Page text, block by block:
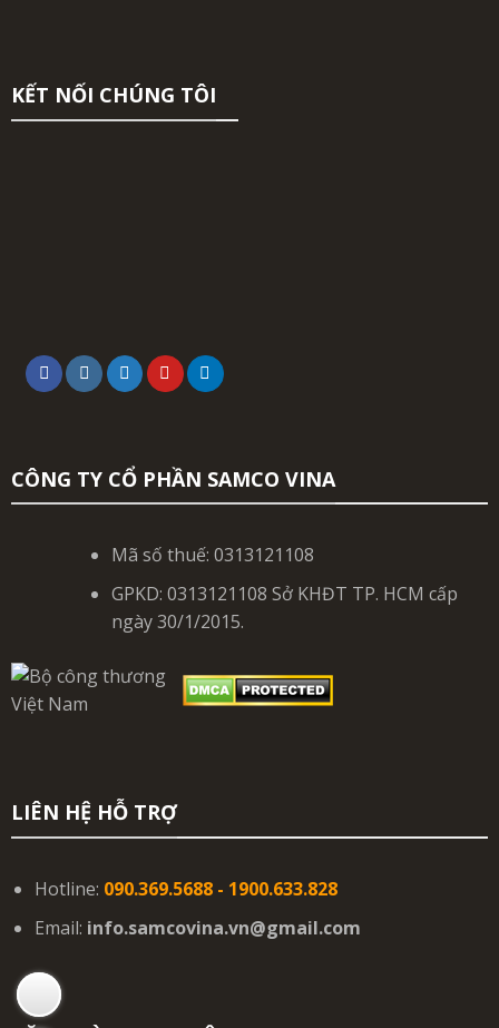
KẾT NỐI CHÚNG TÔI
CÔNG TY CỔ PHẦN SAMCO VINA
Mã số thuế: 0313121108
GPKD: 0313121108 Sở KHĐT TP. HCM cấp
ngày 30/1/2015.
LIÊN HỆ HỖ TRỢ
Hotline: 090.369.5688 - 1900.633.828
Email: info.samcovina.vn@gmail.com